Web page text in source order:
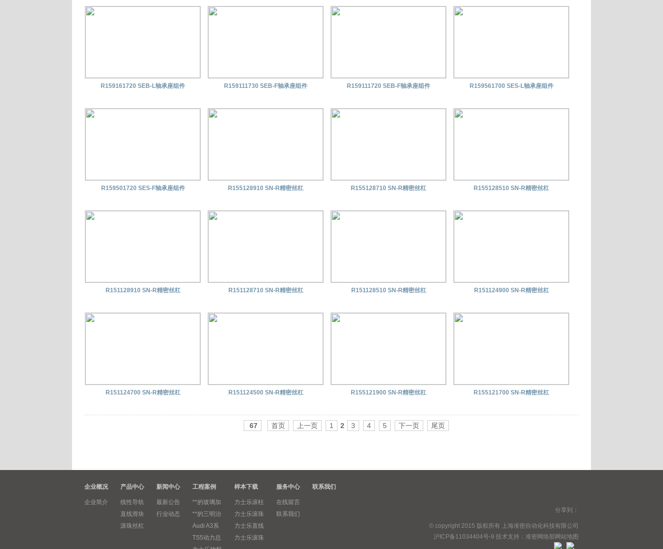
---无突出部件，螺母易于安装
R159161720 SEB-L轴承座组件 R159111730 SEB-F轴承座组件 R159111720 SEB-F轴承座组件 R159561700 SES-L轴承座组件
R159501720 SES-F轴承座组件 R155128910 SN-R精密丝杠 R155128710 SN-R精密丝杠 R155128510 SN-R精密丝杠
R151128910 SN-R精密丝杠 R151128710 SN-R精密丝杠 R151128510 SN-R精密丝杠 R151124900 SN-R精密丝杠
R151124700 SN-R精密丝杠 R151124500 SN-R精密丝杠 R155121900 SN-R精密丝杠 R155121700 SN-R精密丝杠
67 首页 上一页 1 2 3 4 5 下一页 尾页
企业概况
企业简介
产品中心
线性导轨
直线滑块
滚珠丝杠
新闻中心
最新公告
行业动态
工程案例
**的玻璃加
**的三明治
Audi A3系
TS5动力总
样本下载
力士乐滚柱
力士乐滚珠
力士乐直线
力士乐滚珠
服务中心
在线留言
联系我们
联系我们
分享到：
© copyright 2015 版权所有 上海准密自动化科技有限公司
沪ICP备11034404号-9 技术支持： 准密网络部 网站地图